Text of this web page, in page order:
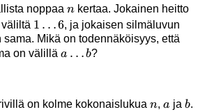
noppaa n
nkertaa. Jokainen heitto
1
\ldots
6
1 …6, ja jokaisen silmäluvun
Mikä on todennäköisyys, että
on välillä a
a … b?
on kolme kokonaislukua n
n, a
a ja b
b.